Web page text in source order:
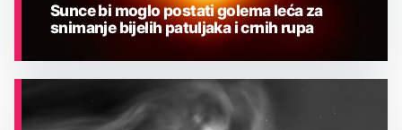
ASTRONOMIJA
Sunce bi moglo postati golema leća za
snimanje bijelih patuljaka i crnih rupa